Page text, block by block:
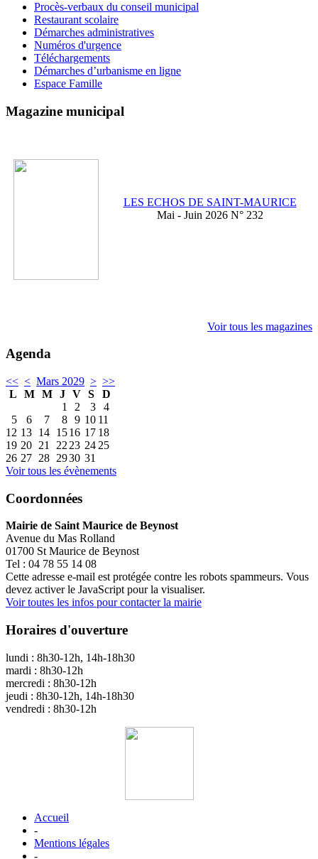
Procès-verbaux du conseil municipal
Restaurant scolaire
Démarches administratives
Numéros d'urgence
Téléchargements
Démarches d’urbanisme en ligne
Espace Famille
Magazine municipal
LES ECHOS DE SAINT-MAURICE
Mai - Juin 2026 N° 232
Voir tous les magazines
Agenda
<< < Mars 2029 > >>
L
M M J V S
D
1
2 3
4
5
6 7 8 9 10 11
12 13 14 1516 17 18
19 20 21 22 23 24 25
26 27 28 2930 31
Voir tous les évènements
Coordonnées
Mairie de Saint Maurice de Beynost
Avenue du Mas Rolland
01700 St Maurice de Beynost
Tel : 04 78 55 14 08
Cette adresse e-mail est protégée contre les robots spammeurs. Vous
devez activer le JavaScript pour la visualiser.
Voir toutes les infos pour contacter la mairie
Horaires d'ouverture
lundi : 8h30-12h, 14h-18h30
mardi : 8h30-12h
mercredi : 8h30-12h
jeudi : 8h30-12h, 14h-18h30
vendredi : 8h30-12h
Accueil
-
Mentions légales
-